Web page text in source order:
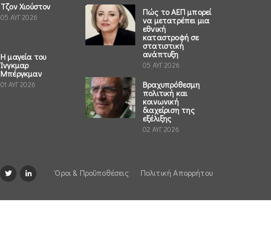
Τζον Χιούστον
05 ΑΥΓ 2026
Η μαγεία του
Ίνγκμαρ
Μπέργκμαν
01 ΑΥΓ 2026
Πώς το ΑΕΠ μπορεί
να μετατρέπει μια
εθνική
καταστροφή σε
στατιστική
ανάπτυξη
05 ΑΥΓ 2026
Βραχυπρόθεσμη
πολιτική και
κοινωνική
διαχείριση της
εξέλιξης
02 ΑΥΓ 2026
Όροι & Προϋποθέσεις Πολιτική Απορρήτου